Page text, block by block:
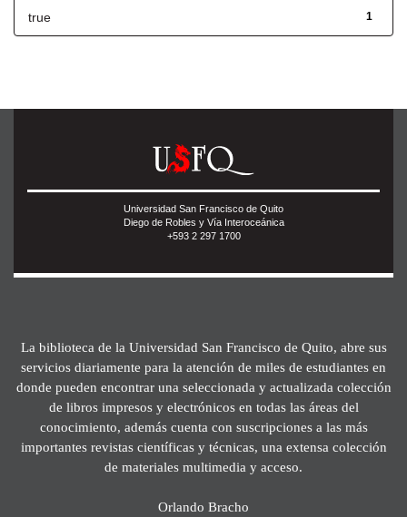
1
true
Universidad San Francisco de Quito
Diego de Robles y Vía Interoceánica
+593 2 297 1700
La biblioteca de la Universidad San Francisco de Quito, abre sus
servicios diariamente para la atención de miles de estudiantes en
donde pueden encontrar una seleccionada y actualizada colección
de libros impresos y electrónicos en todas las áreas del
conocimiento, además cuenta con suscripciones a las más
importantes revistas científicas y técnicas, una extensa colección
de materiales multimedia y acceso.
Orlando Bracho